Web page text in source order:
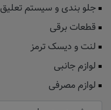
جلو بندی و سیستم تعلیق
قطعات برقی
لنت و دیسک ترمز
لوازم جانبی
لوازم مصرفی